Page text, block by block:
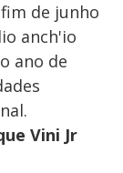
de junho
anch'io
ano de
Vini Jr